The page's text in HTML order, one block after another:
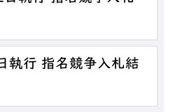
執行 指名競争入札結